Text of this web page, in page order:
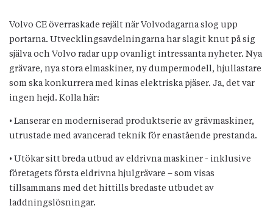
Volvo CE överraskade rejält när Volvodagarna slog upp
portarna. Utvecklingsavdelningarna har slagit knut på sig
själva och Volvo radar upp ovanligt intressanta nyheter. Nya
grävare, nya stora elmaskiner, ny dumpermodell, hjullastare
som ska konkurrera med kinas elektriska pjäser. Ja, det var
ingen hejd. Kolla här:
• Lanserar en moderniserad produktserie av grävmaskiner,
utrustade med avancerad teknik för enastående prestanda.
• Utökar sitt breda utbud av eldrivna maskiner - inklusive
företagets första eldrivna hjulgrävare – som visas
tillsammans med det hittills bredaste utbudet av
laddningslösningar.